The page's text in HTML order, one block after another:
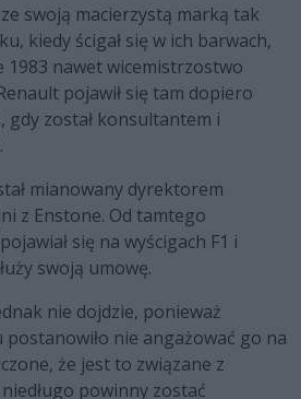
swoją macierzystą marką tak
kiedy ścigał się w ich barwach,
1983 nawet wicemistrzostwo
pojawił się tam dopiero
gdy został konsultantem i
mianowany dyrektorem
z Enstone. Od tamtego
się na wyścigach F1 i
swoją umowę.
nie dojdzie, ponieważ
postanowiło nie angażować go na
że jest to związane z
powinny zostać